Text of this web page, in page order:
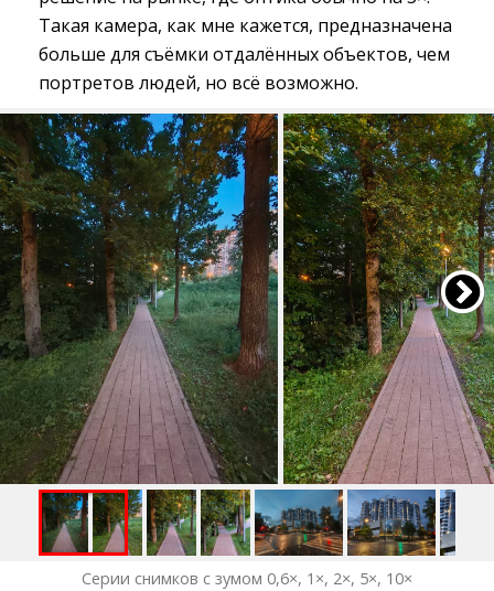
Такая камера, как мне кажется, предназначена
больше для съёмки отдалённых объектов, чем
портретов людей, но всё возможно.
Серии снимков с зумом 0,6×, 1×, 2×, 5×, 10×